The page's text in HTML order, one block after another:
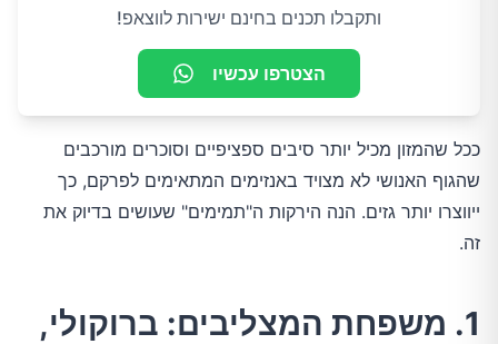
ותקבלו תכנים בחינם ישירות לווצאפ!
הצטרפו עכשיו
ככל שהמזון מכיל יותר סיבים ספציפיים וסוכרים מורכבים
שהגוף האנושי לא מצויד באנזימים המתאימים לפרקם, כך
ייווצרו יותר גזים. הנה הירקות ה"תמימים" שעושים בדיוק את
זה.
1. משפחת המצליבים: ברוקולי,